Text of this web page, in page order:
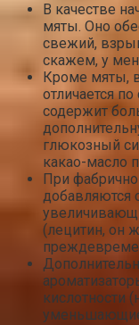
В качестве
мяты. Оно
свежий,
скажем, у
Кроме мяты,
отличается
содержит
глюкозный
какао-масло
При
добавляются
(лецитин, он
кислотности
уменьшающие